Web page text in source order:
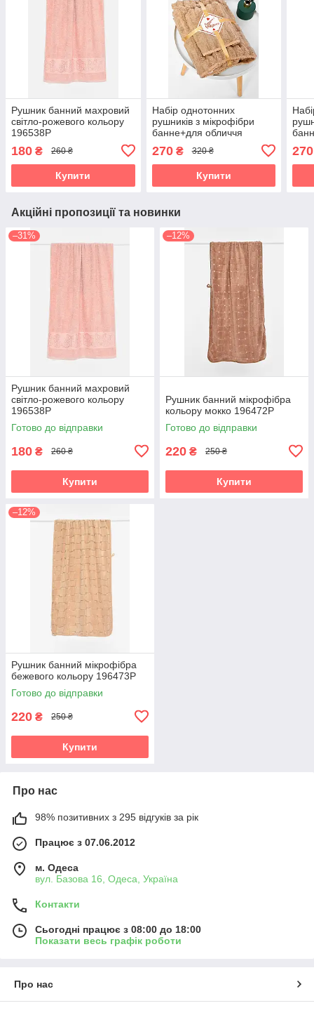
Рушник банний махровий
світло-рожевого кольору
196538P
180 ₴ 260 ₴
Купити
Набір однотонних
рушників з мікрофібри
банне+для обличчя
196579P
270₴ 320 ₴
Купити
270
Акційні пропозиції та новинки
–31%
Рушник банний махровий
світло-рожевого кольору
196538P
Готово до відправки
180 ₴ 260 ₴
Купити
–12%
Рушник банний мікрофібра
кольору мокко 196472P
Готово до відправки
220 ₴ 250 ₴
Купити
–12%
Рушник банний мікрофібра
бежевого кольору 196473P
Готово до відправки
220 ₴ 250 ₴
Купити
Про нас
98% позитивних з 295 відгуків за рік
Працює з 07.06.2012
м. Одеса
вул. Базова 16, Одеса, Україна
Контакти
Сьогодні працює з 08:00 до 18:00
Показати весь графік роботи
Про нас